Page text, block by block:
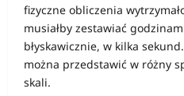
fizyczne obliczenia
musiałby zestawiać
błyskawicznie, w kilka
można przedstawić w różny
skali.